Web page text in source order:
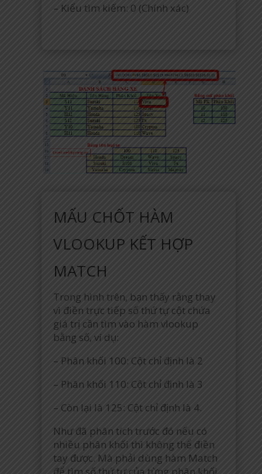
– Kiểu tìm kiếm: 0 (Chính xác)
MẤU CHỐT HÀM
VLOOKUP KẾT HỢP
MATCH
Trong hình trên, bạn thấy rằng thay
vì điền trực tiếp số thứ tự cột chứa
giá trị cần tìm vào hàm vlookup
bằng số, ví dụ:
– Phân khối 100: Cột chỉ định là 2
– Phân khối 110: Cột chỉ định là 3
– Còn lại là 125: Cột chỉ định là 4.
Như đã phân tích trước đó nếu có
nhiều phân khối thì không thể điền
tay được. Mà phải dùng hàm Match